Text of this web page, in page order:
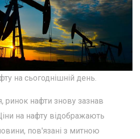
на сьогоднішній день.
ринок нафти знову зазнав
на нафту відображають
пов'язані з митною